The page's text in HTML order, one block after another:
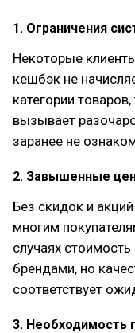
1. Ограничения
Некоторые
кешбэк не
категории
вызывает
заранее не
2. Завышенные
Без скидок и
многим
случаях
брендами, но
соответствует
3. Необходимость